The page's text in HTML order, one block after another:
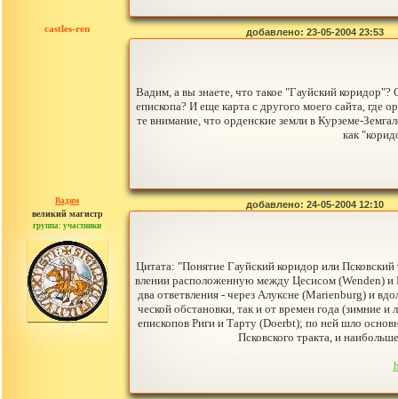
castles-ren добавлено: 23-05-2004 23:53
Вадим, а вы знаете, что такое "Гауйский коридор"?
епископа? И еще карта с другого моего сайта,
те внимание, что орденские земли в Курземе-
как
Вадим
великий магистр
группа: участники
сообщений: 766
добавлено: 24-05-2004 12:10
Цитата: "Понятие Гауйский коридор или
влении расположенную между Цесисом (Wenden) и
два ответвления - через Алуксне (Marienburg) и
ческой обстановки, так и от времен года (зимние
епископов Риги и Тарту (Doerbt); по ней шло
Псковского тракта, и